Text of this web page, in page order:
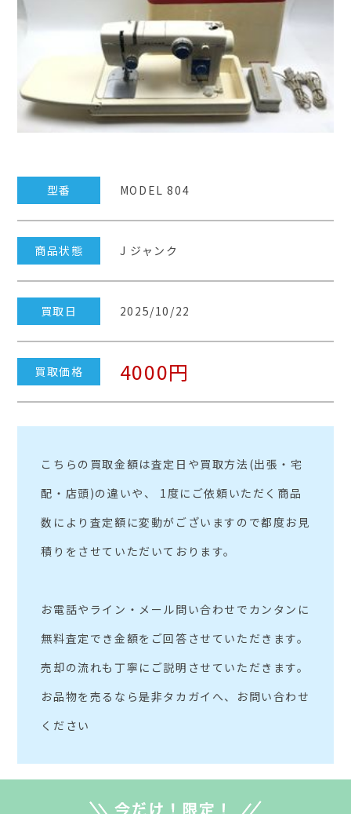
型番 MODEL 804
商品状態 J ジャンク
買取日 2025/10/22
買取価格 4000円
こちらの買取金額は査定日や買取方法(出張・宅
配・店頭)の違いや、 1度にご依頼いただく商品
数により査定額に変動がございますので都度お見
積りをさせていただいております。
お電話やライン・メール問い合わせでカンタンに
無料査定でき金額をご回答させていただきます。
売却の流れも丁寧にご説明させていただきます。
お品物を売るなら是非タカガイへ、お問い合わせ
ください